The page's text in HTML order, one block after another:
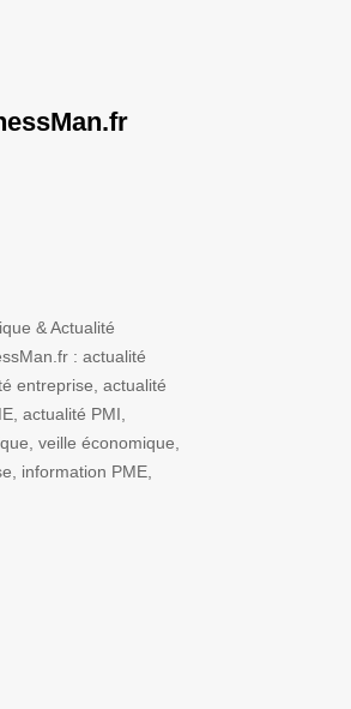
& Actualité
: actualité
entreprise, actualité
actualité PMI,
veille économique,
information PME,